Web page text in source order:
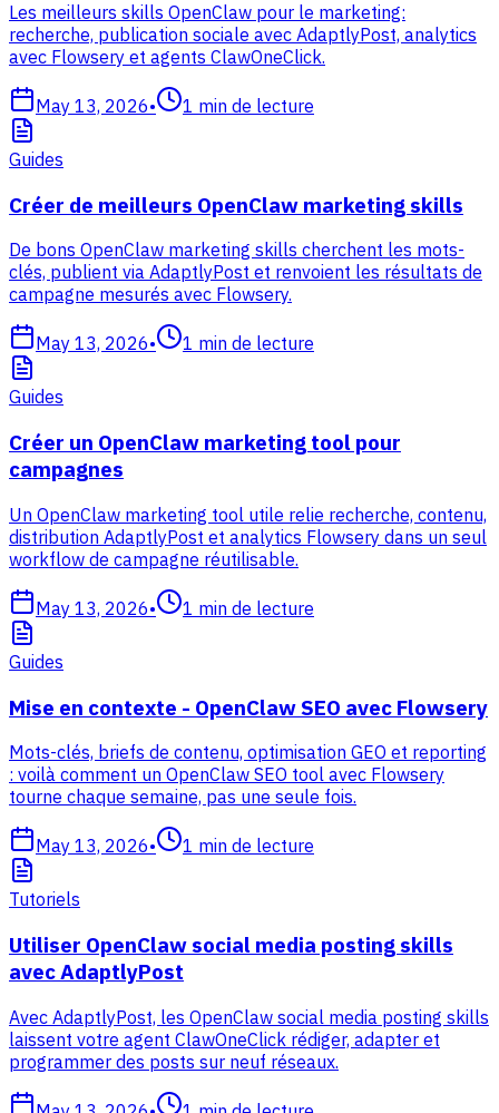
Les meilleurs skills OpenClaw pour le marketing:
recherche, publication sociale avec AdaptlyPost, analytics
avec Flowsery et agents ClawOneClick.
May 13, 2026• 1 min de lecture
Guides
Créer de meilleurs OpenClaw marketing skills
De bons OpenClaw marketing skills cherchent les mots-
clés, publient via AdaptlyPost et renvoient les résultats de
campagne mesurés avec Flowsery.
May 13, 2026• 1 min de lecture
Guides
Créer un OpenClaw marketing tool pour
campagnes
Un OpenClaw marketing tool utile relie recherche, contenu,
distribution AdaptlyPost et analytics Flowsery dans un seul
workflow de campagne réutilisable.
May 13, 2026• 1 min de lecture
Guides
Mise en contexte - OpenClaw SEO avec Flowsery
Mots-clés, briefs de contenu, optimisation GEO et reporting
: voilà comment un OpenClaw SEO tool avec Flowsery
tourne chaque semaine, pas une seule fois.
May 13, 2026• 1 min de lecture
Tutoriels
Utiliser OpenClaw social media posting skills
avec AdaptlyPost
Avec AdaptlyPost, les OpenClaw social media posting skills
laissent votre agent ClawOneClick rédiger, adapter et
programmer des posts sur neuf réseaux.